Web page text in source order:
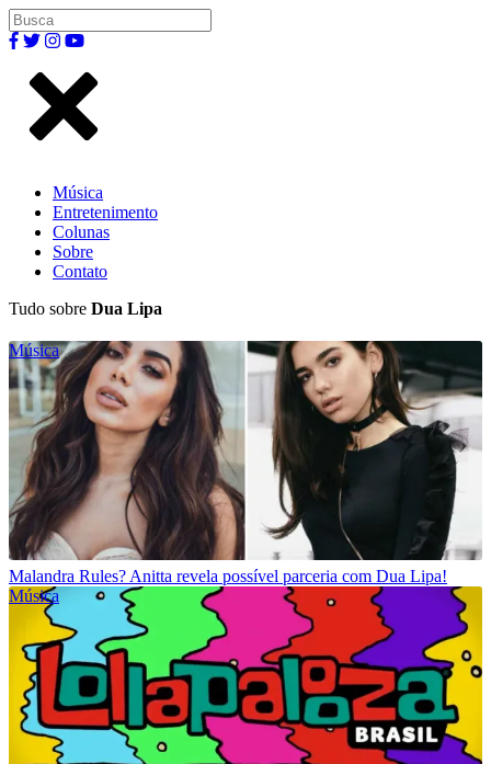
Música
Entretenimento
Colunas
Sobre
Contato
Tudo sobre Dua Lipa
Música
Malandra Rules? Anitta revela possível parceria com Dua Lipa!
Música